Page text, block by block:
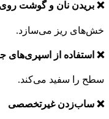
❌ بریدن نان و گوشت
خش‌های ریز می‌سازد.
❌ استفاده از اسپری‌های
سطح را سفید می‌کند.
❌ ساب‌زدن غیرتخصصی